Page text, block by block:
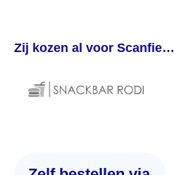
Zij kozen al voor Scanfie…